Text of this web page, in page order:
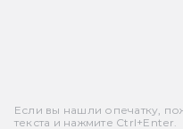
Если вы нашли опечатку,
текста и нажмите Ctrl+Enter.